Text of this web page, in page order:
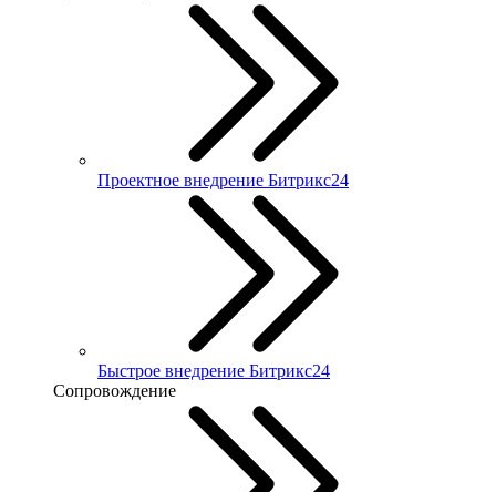
Проектное внедрение Битрикс24
Быстрое внедрение Битрикс24
Сопровождение